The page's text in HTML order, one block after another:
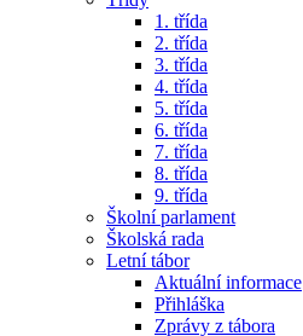
1. třída
2. třída
3. třída
4. třída
5. třída
6. třída
7. třída
8. třída
9. třída
Školní parlament
Školská rada
Letní tábor
Aktuální informace
Přihláška
Zprávy z tábora